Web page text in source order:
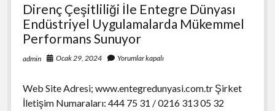
Direnç Çeşitliliği İle Entegre Dünyası
Endüstriyel Uygulamalarda Mükemmel
Performans Sunuyor
admin Ocak 29, 2024 Yorumlar kapalı
Web Site Adresi; www.entegredunyasi.com.tr Şirket
İletişim Numaraları: 444 75 31 / 0216 313 05 32